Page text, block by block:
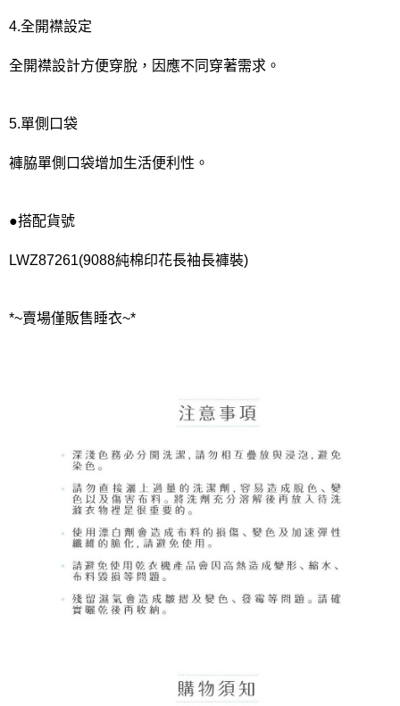
4.全開襟設定
全開襟設計方便穿脫，因應不同穿著需求。
5.單側口袋
褲脇單側口袋增加生活便利性。
●搭配貨號
LWZ87261(9088純棉印花長袖長褲裝)
*~賣場僅販售睡衣~*